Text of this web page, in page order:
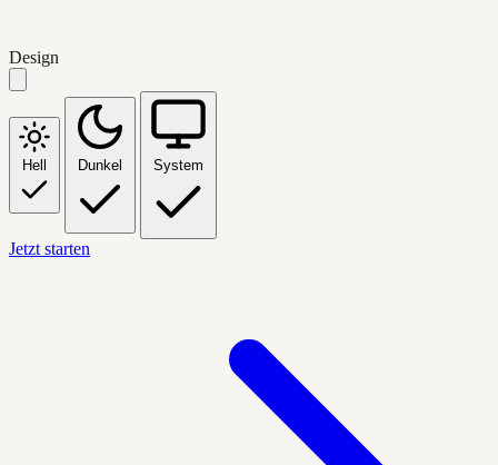
Design
Hell Dunkel System
Jetzt starten